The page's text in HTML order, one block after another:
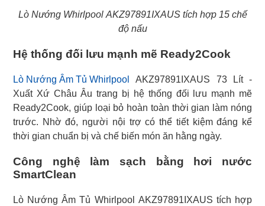
Lò Nướng Whirlpool AKZ97891IXAUS tích hợp 15 chế
độ nấu
Hệ thống đối lưu mạnh mẽ Ready2Cook
Lò Nướng Âm Tủ Whirlpool
AKZ97891IXAUS 73 Lít -
Xuất Xứ Châu Âu trang bị hệ thống đối lưu mạnh mẽ
Ready2Cook, giúp loại bỏ hoàn toàn thời gian làm nóng
trước. Nhờ đó, người nội trợ có thể tiết kiệm đáng kể
thời gian chuẩn bị và chế biến món ăn hằng ngày.
Công nghệ làm sạch bằng hơi nước
SmartClean
Lò Nướng Âm Tủ Whirlpool AKZ97891IXAUS tích hợp